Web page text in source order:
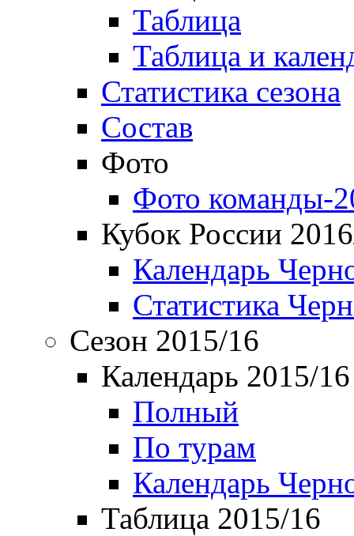
Таблица
Таблица и
Статистика сезона
Состав
Фото
Фото команды-
Кубок России
Календарь
Статистика
Сезон 2015/16
Календарь 2015/16
Полный
По турам
Календарь
Таблица 2015/16